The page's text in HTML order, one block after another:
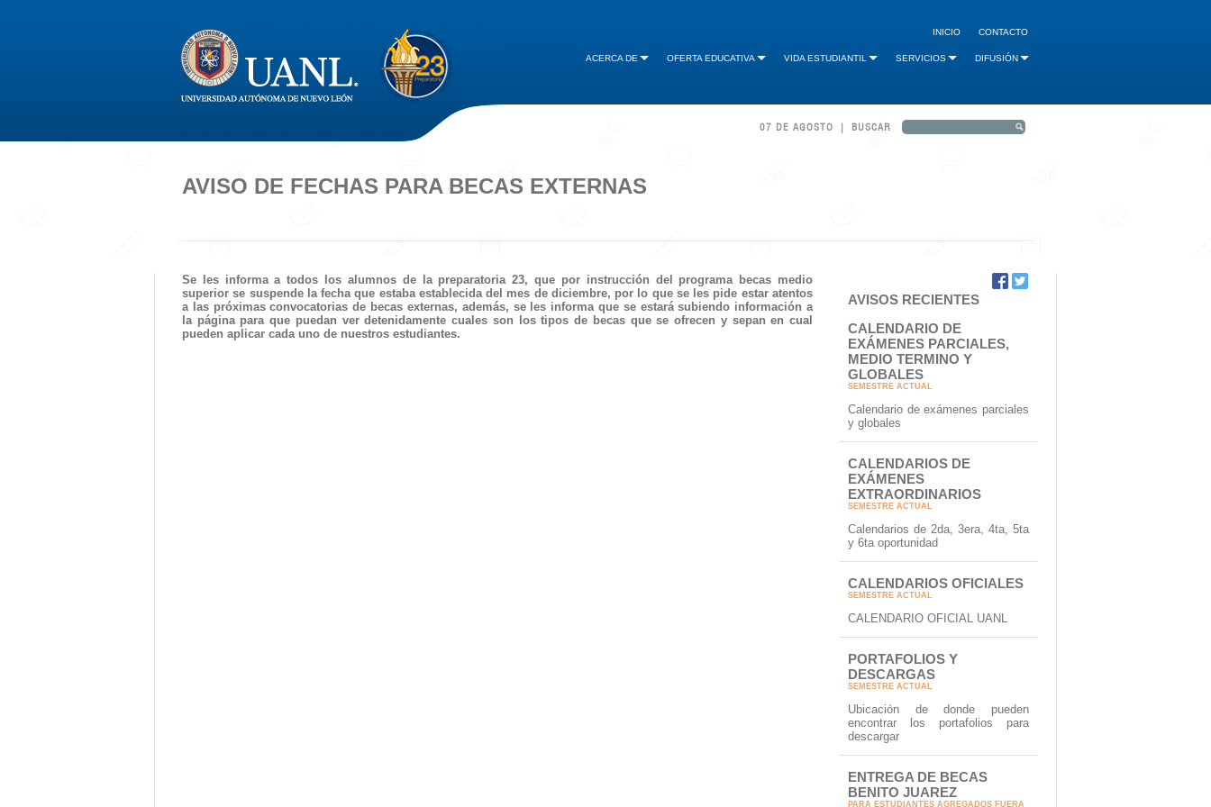
INICIO CONTACTO
ACERCA DE OFERTA EDUCATIVA VIDA ESTUDIANTIL SERVICIOS DIFUSIÓN
07 DE AGOSTO | BUSCAR
AVISO DE FECHAS PARA BECAS EXTERNAS
Se les informa a todos los alumnos de la preparatoria 23, que por instrucción del programa becas medio
superior se suspende la fecha que estaba establecida del mes de diciembre, por lo que se les pide estar atentos
a las próximas convocatorias de becas externas, además, se les informa que se estará subiendo información a
la página para que puedan ver detenidamente cuales son los tipos de becas que se ofrecen y sepan en cual
pueden aplicar cada uno de nuestros estudiantes.
AVISOS RECIENTES
CALENDARIO DE
EXÁMENES PARCIALES,
MEDIO TERMINO Y
GLOBALES
SEMESTRE ACTUAL
Calendario de exámenes parciales
y globales
CALENDARIOS DE
EXÁMENES
EXTRAORDINARIOS
SEMESTRE ACTUAL
Calendarios de 2da, 3era, 4ta, 5ta
y 6ta oportunidad
CALENDARIOS OFICIALES
SEMESTRE ACTUAL
CALENDARIO OFICIAL UANL
PORTAFOLIOS Y
DESCARGAS
SEMESTRE ACTUAL
Ubicación de donde pueden
encontrar los portafolios para
descargar
ENTREGA DE BECAS
BENITO JUAREZ
PARA ESTUDIANTES AGREGADOS FUERA